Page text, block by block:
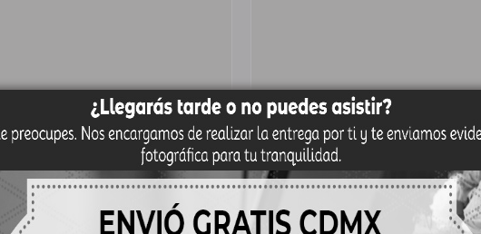
Elegante Corona
Fúnebre Eleonor
1,750.00
Corona para funeral
clásica Blancura
$1,650.00